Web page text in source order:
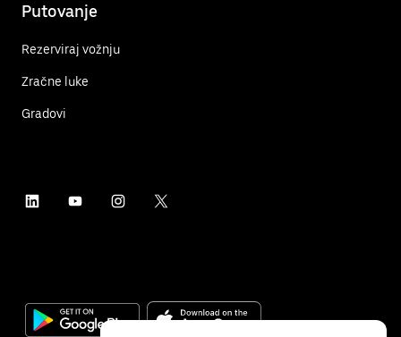
Putovanje
Rezerviraj vožnju
Zračne luke
Gradovi